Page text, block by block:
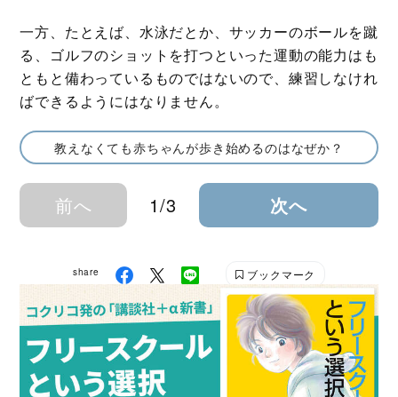
一方、たとえば、水泳だとか、サッカーのボールを蹴
る、ゴルフのショットを打つといった運動の能力はも
ともと備わっているものではないので、練習しなけれ
ばできるようにはなりません。
教えなくても赤ちゃんが歩き始めるのはなぜか？
前へ 1/3 次へ
share ブックマーク